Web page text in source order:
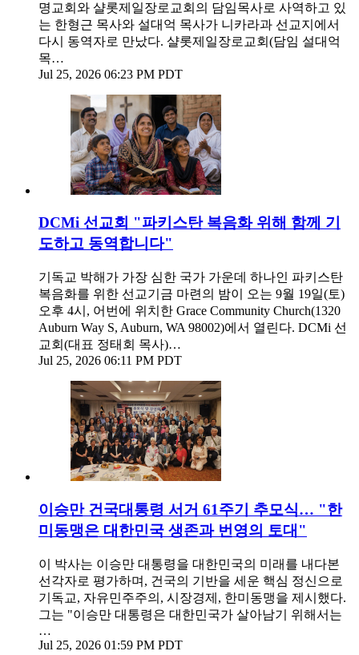
명교회와 샬롯제일장로교회의 담임목사로 사역하고 있
는 한형근 목사와 설대억 목사가 니카라과 선교지에서
다시 동역자로 만났다. 샬롯제일장로교회(담임 설대억
목…
Jul 25, 2026 06:23 PM PDT
DCMi 선교회 "파키스탄 복음화 위해 함께 기
도하고 동역합니다"
기독교 박해가 가장 심한 국가 가운데 하나인 파키스탄
복음화를 위한 선교기금 마련의 밤이 오는 9월 19일(토)
오후 4시, 어번에 위치한 Grace Community Church(1320
Auburn Way S, Auburn, WA 98002)에서 열린다. DCMi 선
교회(대표 정태회 목사)…
Jul 25, 2026 06:11 PM PDT
이승만 건국대통령 서거 61주기 추모식… "한
미동맹은 대한민국 생존과 번영의 토대"
이 박사는 이승만 대통령을 대한민국의 미래를 내다본
선각자로 평가하며, 건국의 기반을 세운 핵심 정신으로
기독교, 자유민주주의, 시장경제, 한미동맹을 제시했다.
그는 "이승만 대통령은 대한민국가 살아남기 위해서는
…
Jul 25, 2026 01:59 PM PDT